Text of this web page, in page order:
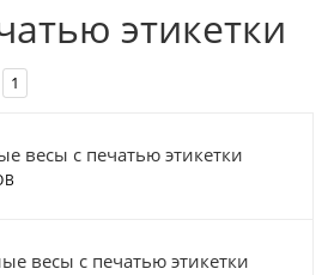
этикетки
1
весы с печатью этикетки
весы с печатью этикетки